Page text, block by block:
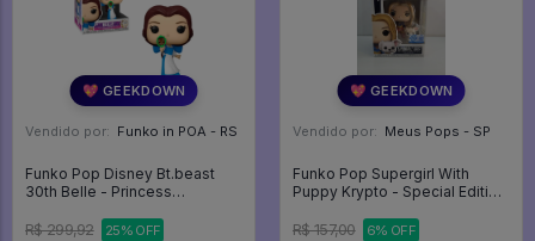
💖 GEEKDOWN
Vendido por: Funko in POA - RS
Funko Pop Disney Bt.beast
30th Belle - Princess
Disney #1132
R$ 299,92 25% OFF
💖 GEEKDOWN
Vendido por: Meus Pops - SP
Funko Pop Supergirl With
Puppy Krypto - Special Edition
R$ 157,00
6% OFF